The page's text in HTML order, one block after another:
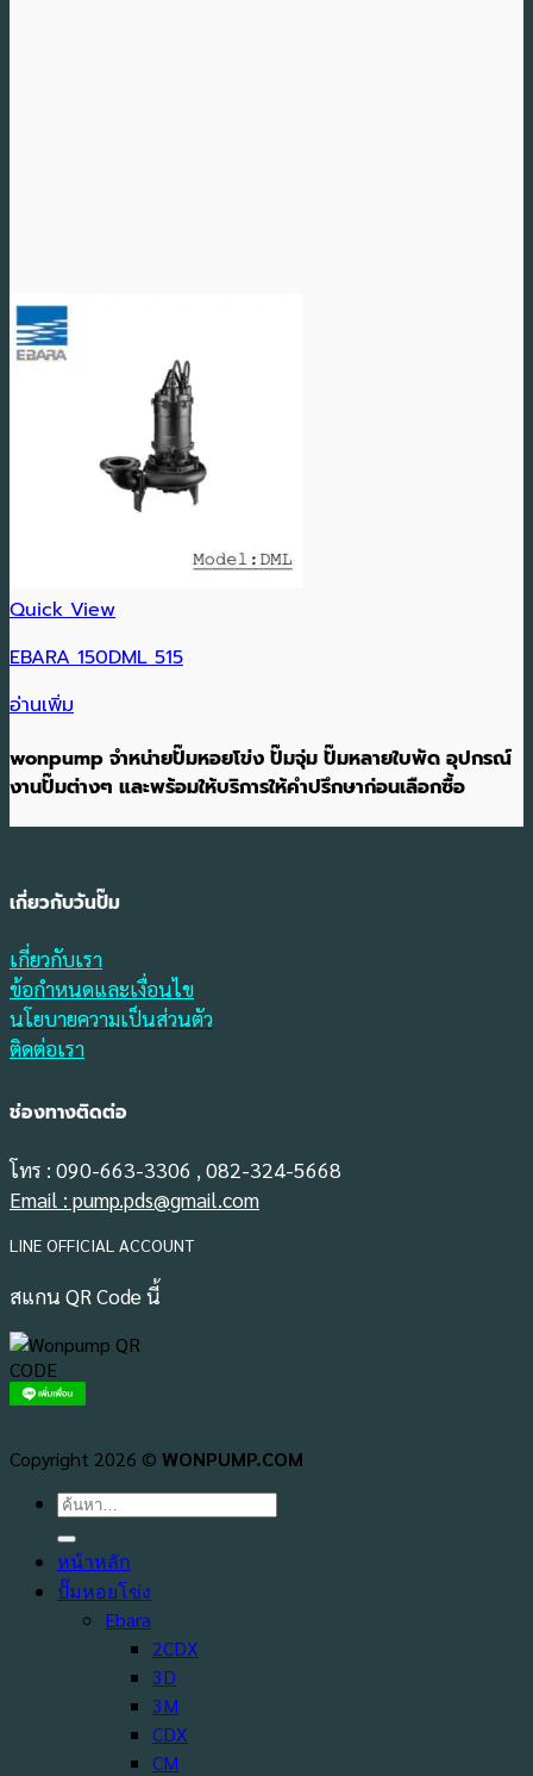
Quick View
EBARA 150DML 515
อ่านเพิ่ม
wonpump จำหน่ายปั๊มหอยโข่ง ปั๊มจุ่ม ปั๊มหลายใบพัด อุปกรณ์
งานปั๊มต่างๆ และพร้อมให้บริการให้คำปรึกษาก่อนเลือกซื้อ
เกี่ยวกับวันปั๊ม
เกี่ยวกับเรา
ข้อกำหนดและเงื่อนไข
นโยบายความเป็นส่วนตัว
ติดต่อเรา
ช่องทางติดต่อ
โทร : 090-663-3306 , 082-324-5668
Email : pump.pds@gmail.com
LINE OFFICIAL ACCOUNT
สแกน QR Code นี้
Copyright 2026 © WONPUMP.COM
ค้นหา:
หน้าหลัก
ปั๊มหอยโข่ง
Ebara
2CDX
3D
3M
CDX
CM